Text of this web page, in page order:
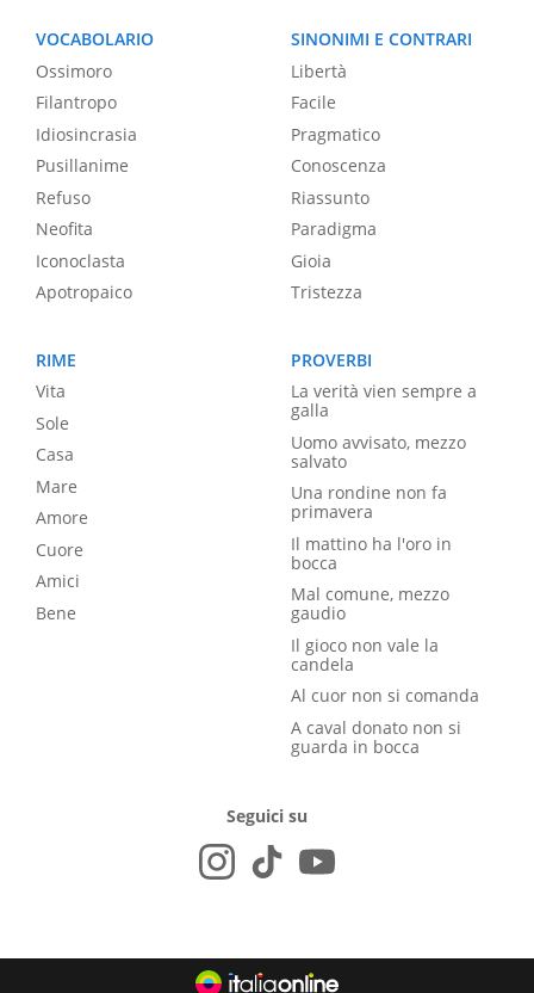
VOCABOLARIO
Ossimoro
Filantropo
Idiosincrasia
Pusillanime
Refuso
Neofita
Iconoclasta
Apotropaico
SINONIMI E CONTRARI
Libertà
Facile
Pragmatico
Conoscenza
Riassunto
Paradigma
Gioia
Tristezza
RIME
Vita
Sole
Casa
Mare
Amore
Cuore
Amici
Bene
PROVERBI
La verità vien sempre a
galla
Uomo avvisato, mezzo
salvato
Una rondine non fa
primavera
Il mattino ha l'oro in
bocca
Mal comune, mezzo
gaudio
Il gioco non vale la
candela
Al cuor non si comanda
A caval donato non si
guarda in bocca
Seguici su